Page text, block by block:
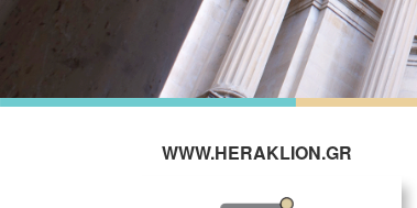
WWW.HERAKLION.GR